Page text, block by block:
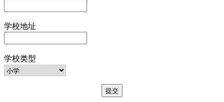
学校地址
学校类型
提交